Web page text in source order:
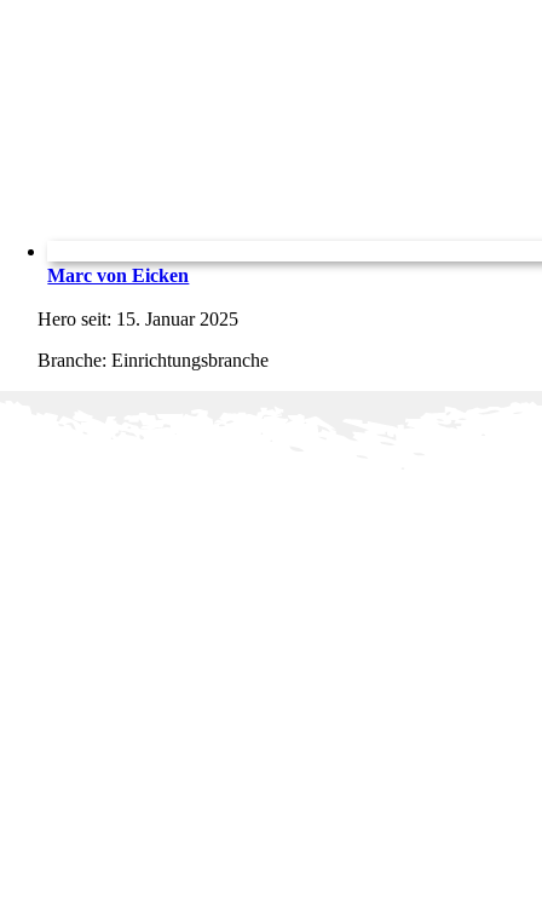
Marc von Eicken
Hero seit: 15. Januar 2025
Branche: Einrichtungsbranche